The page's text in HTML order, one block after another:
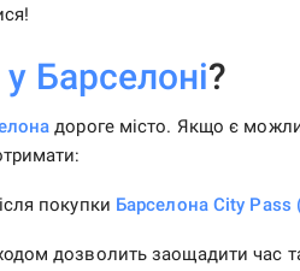
у Барселоні?
дороге місто. Якщо є
покупки Барселона City Pass
дозволить заощадити час